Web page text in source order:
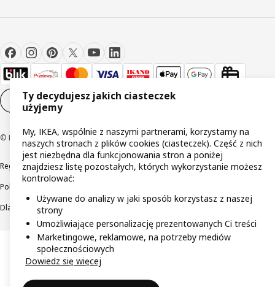
Ustawienia plików cookie PL
© Inter IKEA Systems B.V 1999-2026
RegulaminyPolityka prywatnościWycofane produkty
Polityka odpowiedzialnego ujawniania informacji
Dla akcjonariuszy IKEA Distribution
Ty decydujesz jakich ciasteczek
użyjemy
My, IKEA, wspólnie z naszymi partnerami, korzystamy na
naszych stronach z plików cookies (ciasteczek). Część z nich
jest niezbędna dla funkcjonowania stron a poniżej
znajdziesz listę pozostałych, których wykorzystanie możesz
kontrolować:
Używane do analizy w jaki sposób korzystasz z naszej
strony
Umożliwiające personalizację prezentowanych Ci treści
Marketingowe, reklamowe, na potrzeby mediów
społecznościowych
Dowiedz się więcej